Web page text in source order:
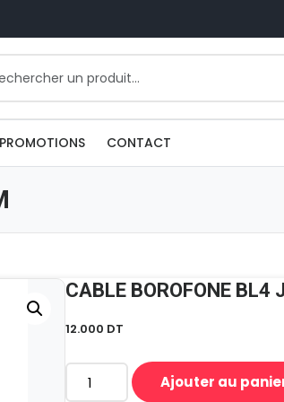
PROMOTIONS CONTACT
CABLE BOROFONE BL4
12.000 DT
quantité
Ajouter au